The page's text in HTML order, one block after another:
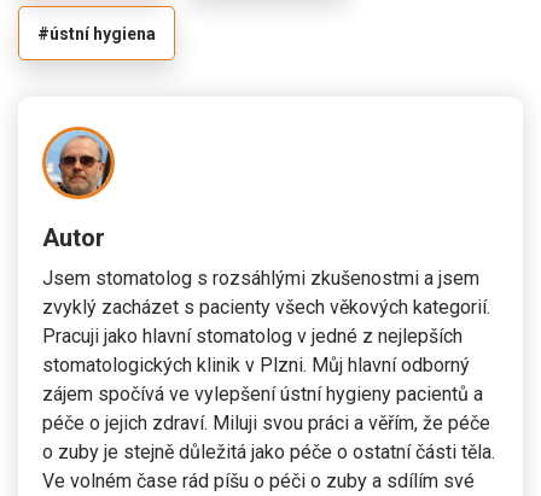
#ústní hygiena
Autor
Jsem stomatolog s rozsáhlými zkušenostmi a jsem
zvyklý zacházet s pacienty všech věkových kategorií.
Pracuji jako hlavní stomatolog v jedné z nejlepších
stomatologických klinik v Plzni. Můj hlavní odborný
zájem spočívá ve vylepšení ústní hygieny pacientů a
péče o jejich zdraví. Miluji svou práci a věřím, že péče
o zuby je stejně důležitá jako péče o ostatní části těla.
Ve volném čase rád píšu o péči o zuby a sdílím své